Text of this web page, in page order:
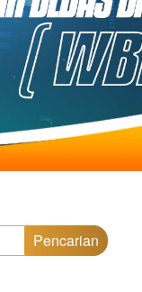
Pencarian